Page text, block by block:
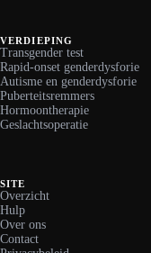
VERDIEPING
Transgender test
Rapid-onset genderdysforie
Autisme en genderdysforie
Puberteitsremmers
Hormoontherapie
Geslachtsoperatie
SITE
Overzicht
Hulp
Over ons
Contact